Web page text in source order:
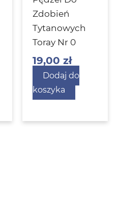
Zdobień
Tytanowych
Toray Nr 0
19,00 zł
Dodaj do
koszyka